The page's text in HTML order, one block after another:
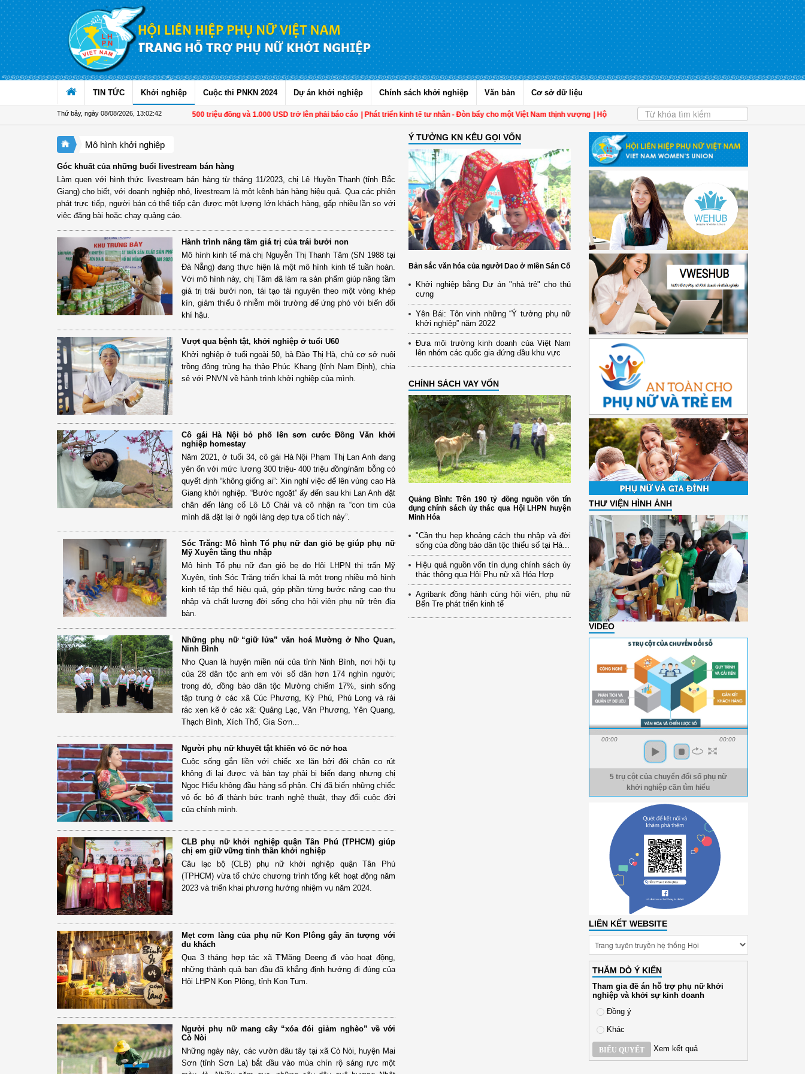
Truy cập nội dung luôn
TIN TỨC Khởi nghiệp Cuộc thi PNKN 2024 Dự án khởi nghiệp Chính sách khởi nghiệp Văn bản Cơ sở dữ liệu
Thứ bảy, ngày 08/08/2026 13:02:43
Từ 1/11, chuyển tiền từ 500 triệu đồng và 1.000 USD trở lên phải báo cáo | Phát triển kinh tế tư nhân - Đòn bẩy cho một Việt Nam thịnh vượng | Hội LHPN tỉnh Kiên Giang biểu dương phụ nữ tiêu biểu trong
Mô hình khởi nghiệp
Góc khuất của những buổi livestream bán hàng
Làm quen với hình thức livestream bán hàng từ tháng 11/2023, chị Lê Huyền Thanh (tỉnh Bắc
Giang) cho biết, với doanh nghiệp nhỏ, livestream là một kênh bán hàng hiệu quả. Qua các phiên
phát trực tiếp, người bán có thể tiếp cận được một lượng lớn khách hàng, gấp nhiều lần so với
việc đăng bài hoặc chạy quảng cáo.
Hành trình nâng tầm giá trị của trái bưởi non
Mô hình kinh tế mà chị Nguyễn Thị Thanh Tâm (SN 1988 tại
Đà Nẵng) đang thực hiện là một mô hình kinh tế tuần hoàn.
Với mô hình này, chị Tâm đã làm ra sản phẩm giúp nâng tầm
giá trị trái bưởi non, tái tạo tài nguyên theo một vòng khép
kín, giảm thiểu ô nhiễm môi trường để ứng phó với biến đổi
khí hậu.
Vượt qua bệnh tật, khởi nghiệp ở tuổi U60
Khởi nghiệp ở tuổi ngoài 50, bà Đào Thị Hà, chủ cơ sở nuôi
trồng đông trùng hạ thảo Phúc Khang (tỉnh Nam Định), chia
sẻ với PNVN về hành trình khởi nghiệp của mình.
Cô gái Hà Nội bỏ phố lên sơn cước Đồng Văn khởi
nghiệp homestay
Năm 2021, ở tuổi 34, cô gái Hà Nội Phạm Thị Lan Anh đang
yên ổn với mức lương 300 triệu- 400 triệu đồng/năm bỗng có
quyết định “không giống ai”: Xin nghỉ việc để lên vùng cao Hà
Giang khởi nghiệp. “Bước ngoặt” ấy đến sau khi Lan Anh đặt
chân đến làng cổ Lô Lô Chải và cô nhận ra “con tim của
mình đã đặt lại ở ngôi làng đẹp tựa cổ tích này”.
Sóc Trăng: Mô hình Tổ phụ nữ đan giỏ bẹ giúp phụ nữ
Mỹ Xuyên tăng thu nhập
Mô hình Tổ phụ nữ đan giỏ bẹ do Hội LHPN thị trấn Mỹ
Xuyên, tỉnh Sóc Trăng triển khai là một trong nhiều mô hình
kinh tế tập thể hiệu quả, góp phần từng bước nâng cao thu
nhập và chất lượng đời sống cho hội viên phụ nữ trên địa
bàn.
Những phụ nữ “giữ lửa” văn hoá Mường ở Nho Quan,
Ninh Bình
Nho Quan là huyện miền núi của tỉnh Ninh Bình, nơi hội tụ
của 28 dân tộc anh em với số dân hơn 174 nghìn người;
trong đó, đồng bào dân tộc Mường chiếm 17%, sinh sống
tập trung ở các xã Cúc Phương, Kỳ Phú, Phú Long và rải
rác xen kẽ ở các xã: Quảng Lạc, Văn Phương, Yên Quang,
Thạch Bình, Xích Thổ, Gia Sơn...
Người phụ nữ khuyết tật khiến vỏ ốc nở hoa
Cuộc sống gắn liền với chiếc xe lăn bởi đôi chân co rút
không đi lại được và bàn tay phải bị biến dạng nhưng chị
Ngọc Hiếu không đầu hàng số phận. Chị đã biến những chiếc
vỏ ốc bỏ đi thành bức tranh nghệ thuật, thay đổi cuộc đời
của chính mình.
CLB phụ nữ khởi nghiệp quận Tân Phú (TPHCM) giúp
chị em giữ vững tinh thần khởi nghiệp
Câu lạc bộ (CLB) phụ nữ khởi nghiệp quận Tân Phú
(TPHCM) vừa tổ chức chương trình tổng kết hoạt động năm
2023 và triển khai phương hướng nhiệm vụ năm 2024.
Mẹt cơm làng của phụ nữ Kon Plông gây ấn tượng với
du khách
Qua 3 tháng hợp tác xã T'Măng Deeng đi vào hoạt động,
những thành quả ban đầu đã khẳng định hướng đi đúng của
Hội LHPN Kon Plông, tỉnh Kon Tum.
Người phụ nữ mang cây “xóa đói giảm nghèo” về với
Cò Nòi
Những ngày này, các vườn dâu tây tại xã Cò Nòi, huyện Mai
Sơn (tỉnh Sơn La) bắt đầu vào mùa chín rộ sáng rực một
Ý TƯỞNG KN KÊU GỌI VỐN
Bản sắc văn hóa của người Dao ở miền Sán Cố
Khởi nghiệp bằng Dự án "nhà trẻ" cho thú
cưng
Yên Bái: Tôn vinh những “Ý tưởng phụ nữ
khởi nghiệp” năm 2022
Đưa môi trường kinh doanh của Việt Nam
lên nhóm các quốc gia đứng đầu khu vực
CHÍNH SÁCH VAY VỐN
Quảng Bình: Trên 190 tỷ đồng nguồn vốn tín
dụng chính sách ủy thác qua Hội LHPN huyện
Minh Hóa
"Cần thu hẹp khoảng cách thu nhập và đời
sống của đồng bào dân tộc thiểu số tại Hà...
Hiệu quả nguồn vốn tín dụng chính sách ủy
thác thông qua Hội Phụ nữ xã Hóa Hợp
Agribank đồng hành cùng hội viên, phụ nữ
Bến Tre phát triển kinh tế
THƯ VIỆN HÌNH ẢNH
VIDEO
00:00 00:00
5 trụ cột của chuyển đổi số phụ nữ
khởi nghiệp cần tìm hiểu
LIÊN KẾT WEBSITE
THĂM DÒ Ý KIẾN
Tham gia đề án hỗ trợ phụ nữ khởi
nghiệp và khởi sự kinh doanh
Đồng ý
Khác
BIỂU QUYẾT Xem kết quả